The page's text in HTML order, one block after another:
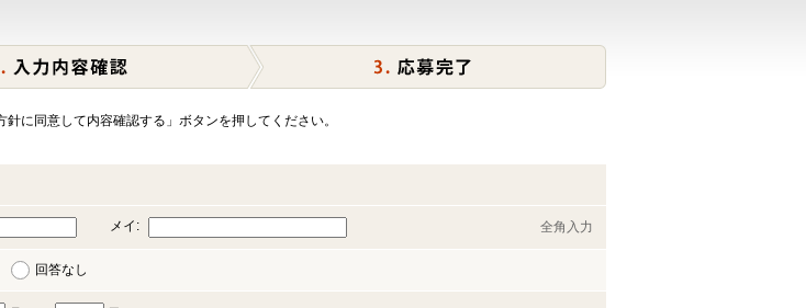
に同意して内容確認する」ボタンを押してください。
メイ: 全角入力
回答なし